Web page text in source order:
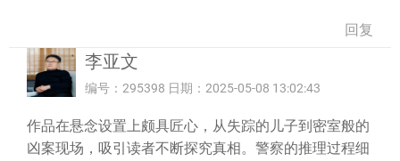
回复
李亚文
编号：295398 日期：2025-05-08 13:02:43
作品在悬念设置上颇具匠心，从失踪的儿子到密室般的
凶案现场，吸引读者不断探究真相。警察的推理过程细